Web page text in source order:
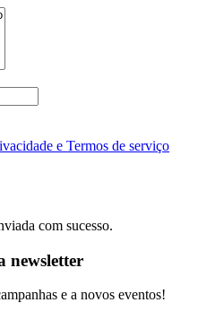
e Termos de serviço
com sucesso.
newsletter
e a novos eventos!